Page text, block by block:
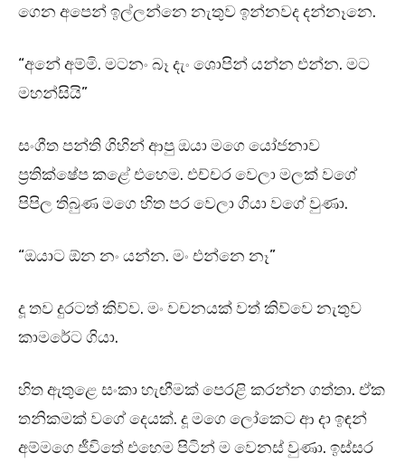
ගෙන අපෙන් ඉල්ලන්නෙ නැතුව ඉන්නවද දන්නෑනෙ.
“අනේ අම්මි. මටනං බෑ දැං ශොපින් යන්න එන්න. මට
මහන්සියි”
සංගීත පන්ති ගිහින් ආපු ඔයා මගෙ යෝජනාව
ප්‍රතික්ෂේප කළේ එහෙම. එච්චර වෙලා මලක් වගේ
පිපිල තිබුණ මගෙ හිත පර වෙලා ගියා වගේ වුණා.
“ඔයාට ඕන නං යන්න. මං එන්නෙ නෑ”
දූ තව දුරටත් කිව්ව. මං වචනයක් වත් කිව්වෙ නැතුව
කාමරේට ගියා.
හිත ඇතුළෙ සංකා හැඟීමක් පෙරළි කරන්න ගත්තා. ඒක
තනිකමක් වගේ දෙයක්. දූ මගෙ ලෝකෙට ආ දා ඉඳන්
අම්මගෙ ජීවිතේ එහෙම පිටින් ම වෙනස් වුණා. ඉස්සර